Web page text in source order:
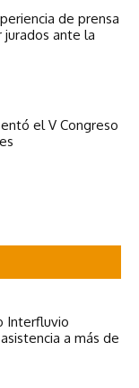
de prensa
jurados ante la
el V Congreso
Interfluvio
asistencia a más de